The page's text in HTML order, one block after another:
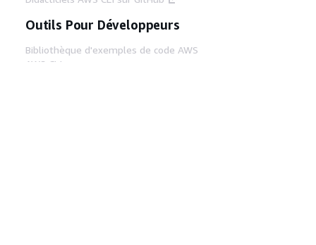
Outils Pour Développeurs
Bibliothèque d'exemples de code AWS
AWS CLI